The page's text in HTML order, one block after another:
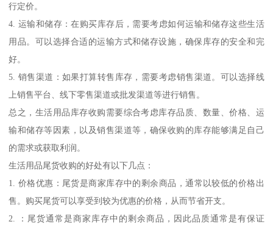
行定价。
4. 运输和储存：在购买库存后，需要考虑如何运输和储存这些生活
用品。可以选择合适的运输方式和储存设施，确保库存的安全和完
好。
5. 销售渠道：如果打算转售库存，需要考虑销售渠道。可以选择线
上销售平台、线下零售渠道或批发渠道等进行销售。
总之，生活用品库存收购需要综合考虑库存品质、数量、价格、运
输和储存等因素，以及销售渠道等，确保收购的库存能够满足自己
的需求或获取利润。
生活用品尾货收购的好处有以下几点：
1. 价格优惠：尾货是商家库存中的剩余商品，通常以较低的价格出
售。购买尾货可以享受到较为优惠的价格，从而节省开支。
2. ：尾货通常是商家库存中的剩余商品，因此品质通常是有保证